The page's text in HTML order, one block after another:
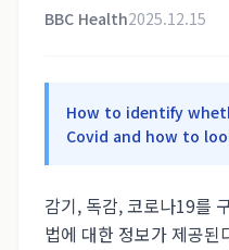
BBC Health2025.12.15
How to identify
Covid and how to
감기, 독감, 코로나19를
법에 대한 정보가 제공된